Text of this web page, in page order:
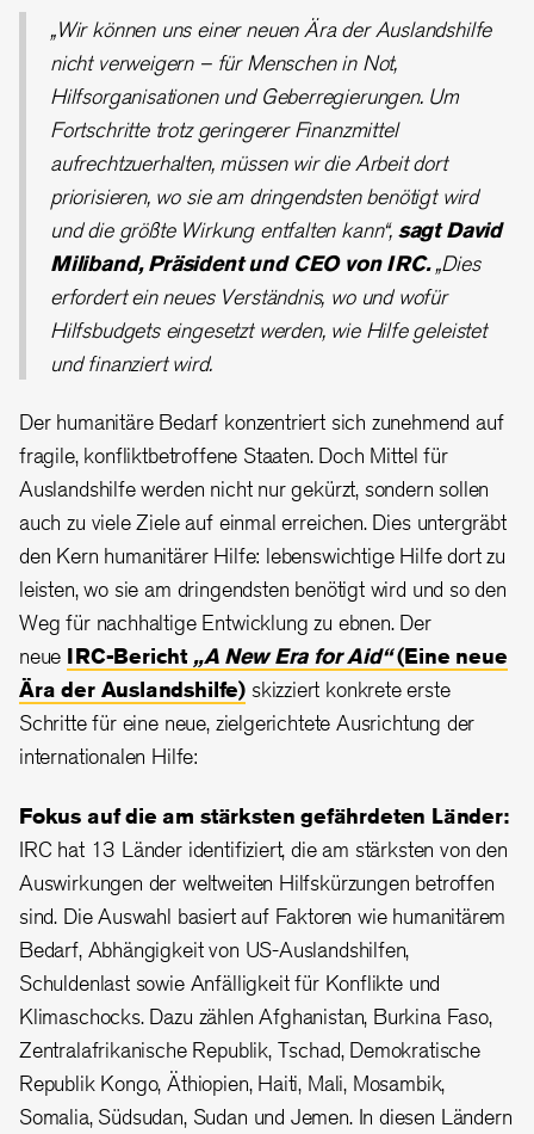
„Wir können uns einer neuen Ära der Auslandshilfe
nicht verweigern – für Menschen in Not,
Hilfsorganisationen und Geberregierungen. Um
Fortschritte trotz geringerer Finanzmittel
aufrechtzuerhalten, müssen wir die Arbeit dort
priorisieren, wo sie am dringendsten benötigt wird
und die größte Wirkung entfalten kann“,sagt David
Miliband, Präsident und CEO von IRC. „Dies
erfordert ein neues Verständnis, wo und wofür
Hilfsbudgets eingesetzt werden, wie Hilfe geleistet
und finanziert wird.
Der humanitäre Bedarf konzentriert sich zunehmend auf
fragile, konfliktbetroffene Staaten. Doch Mittel für
Auslandshilfe werden nicht nur gekürzt, sondern sollen
auch zu viele Ziele auf einmal erreichen. Dies untergräbt
den Kern humanitärer Hilfe: lebenswichtige Hilfe dort zu
leisten, wo sie am dringendsten benötigt wird und so den
Weg für nachhaltige Entwicklung zu ebnen. Der
neue IRC-Bericht „A New Era for Aid“(Eine neue
Ära der Auslandshilfe) skizziert konkrete erste
Schritte für eine neue, zielgerichtete Ausrichtung der
internationalen Hilfe:
Fokus auf die am stärksten gefährdeten Länder:
IRC hat 13 Länder identifiziert, die am stärksten von den
Auswirkungen der weltweiten Hilfskürzungen betroffen
sind. Die Auswahl basiert auf Faktoren wie humanitärem
Bedarf, Abhängigkeit von US-Auslandshilfen,
Schuldenlast sowie Anfälligkeit für Konflikte und
Klimaschocks. Dazu zählen Afghanistan, Burkina Faso,
Zentralafrikanische Republik, Tschad, Demokratische
Republik Kongo, Äthiopien, Haiti, Mali, Mosambik,
Somalia, Südsudan, Sudan und Jemen. In diesen Ländern